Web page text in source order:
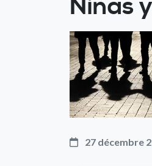
Niñas
27 décembre